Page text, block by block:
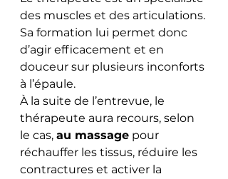
des muscles et des articulations.
Sa formation lui permet donc
d’agir efficacement et en
douceur sur plusieurs inconforts
à l’épaule.
À la suite de l’entrevue, le
thérapeute aura recours, selon
le cas, au massage pour
réchauffer les tissus, réduire les
contractures et activer la